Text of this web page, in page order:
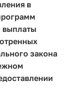
в
выплаты
закона